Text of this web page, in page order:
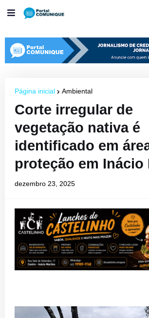
Página inicial Ambiental
Corte irregular de
vegetação nativa é
identificado em
proteção em Inácio
dezembro 23, 2025